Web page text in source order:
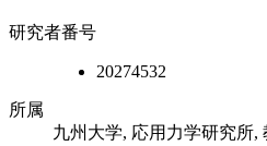
研究者番号
20274532
所属
九州大学, 応用力学研究所,